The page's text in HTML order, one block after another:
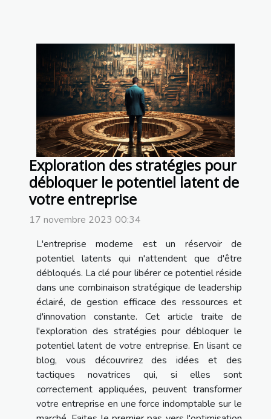
Exploration des stratégies pour
débloquer le potentiel latent de
votre entreprise
17 novembre 2023 00:34
L'entreprise moderne est un réservoir de
potentiel latents qui n'attendent que d'être
débloqués. La clé pour libérer ce potentiel réside
dans une combinaison stratégique de leadership
éclairé, de gestion efficace des ressources et
d'innovation constante. Cet article traite de
l'exploration des stratégies pour débloquer le
potentiel latent de votre entreprise. En lisant ce
blog, vous découvrirez des idées et des
tactiques novatrices qui, si elles sont
correctement appliquées, peuvent transformer
votre entreprise en une force indomptable sur le